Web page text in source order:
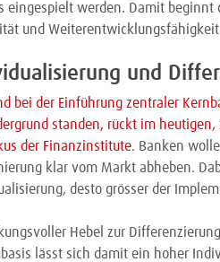
eingespielt werden. Damit beginnt
und
und
bei der Einführung zentraler
standen, rückt im
der Finanzinstitute. Banken
klar vom Markt abheben.
desto grösser der
Hebel zur
lässt sich damit ein hoher